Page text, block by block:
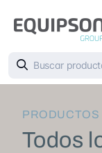
PRODUCTOS
Todos